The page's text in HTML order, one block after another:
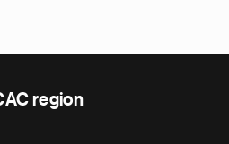
region